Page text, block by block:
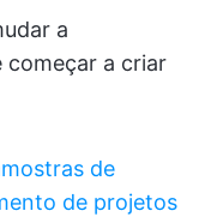
a
começar a criar
de
de projetos